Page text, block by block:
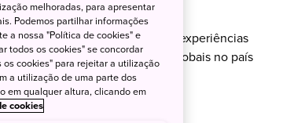
JNTO Brasil
a ILTM Latin America revela experiências
de hotéis e grandes eventos globais no país
melhoradas, para apresentar
Podemos partilhar informações
a nossa "Política de cookies" e
todos os cookies" se concordar
cookies" para rejeitar a utilização
a utilização de uma parte dos
em qualquer altura, clicando em
cookies